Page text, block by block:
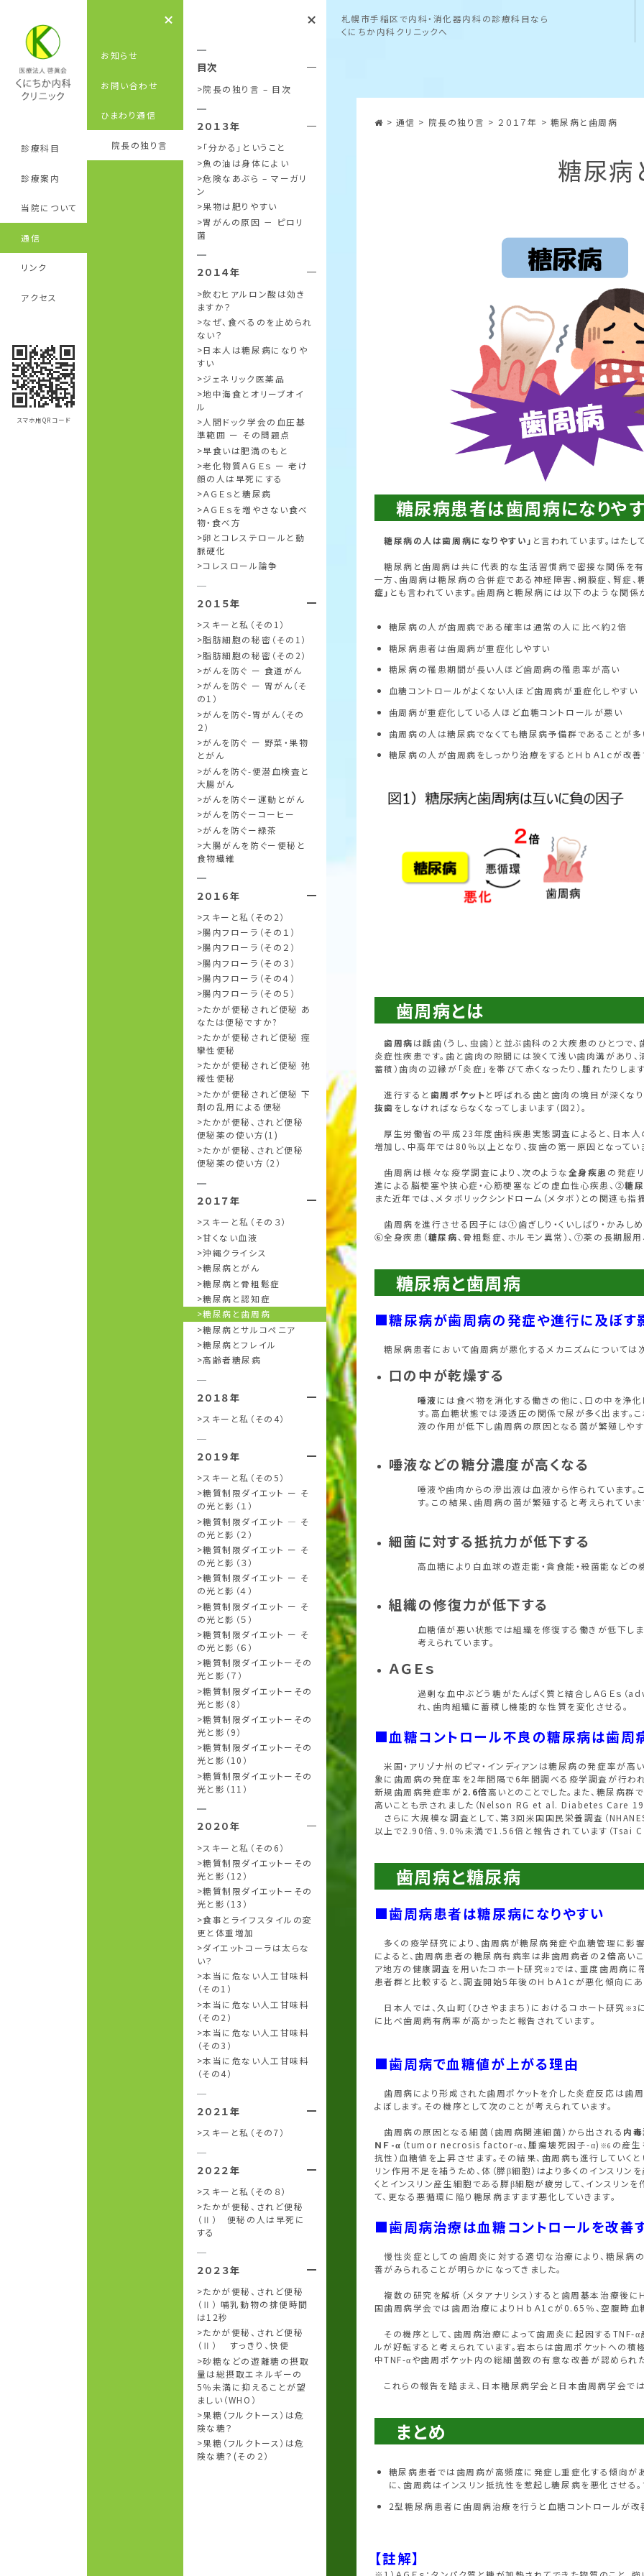
診療科目
診療案内
当院について
通信
お知らせ
お問い合わせ
ひまわり通信
院長の独り言
目次
院長の独り言 – 目次
２０１３年
「分かる」ということ
魚の油は身体によい
危険なあぶら – マーガリ
ン
果物は肥りやすい
胃がんの原因 － ピロリ
菌
２０１４年
飲むヒアルロン酸は効き
ますか？
なぜ、食べるのを止められ
ない？
日本人は糖尿病になりや
すい
ジェネリック医薬品
地中海食とオリーブオイ
ル
人間ドック学会の血圧基
準範囲 ー その問題点
早食いは肥満のもと
老化物質ＡＧＥｓ ー 老け
顔の人は早死にする
ＡＧＥｓと糖尿病
ＡＧＥｓを増やさない食べ
物・食べ方
卵とコレステロールと動
脈硬化
コレスロール論争
２０１５年
スキーと私（その1）
脂肪細胞の秘密（その1）
脂肪細胞の秘密（その2）
がんを防ぐ ー 食道がん
がんを防ぐ ー 胃がん（そ
の1）
がんを防ぐ-胃がん（その
２）
がんを防ぐ ー 野菜・果物
とがん
がんを防ぐ-便潜血検査と
大腸がん
がんを防ぐー運動とがん
がんを防ぐーコーヒー
がんを防ぐー緑茶
大腸がんを防ぐー便秘と
食物繊維
２０１６年
スキーと私（その2）
腸内フローラ（その１）
腸内フローラ（その２）
腸内フローラ（その３）
腸内フローラ（その４）
腸内フローラ（その５）
たかが便秘されど便秘 あ
なたは便秘ですか?
たかが便秘されど便秘 痙
攣性便秘
たかが便秘されど便秘 弛
緩性便秘
たかが便秘されど便秘 下
剤の乱用による便秘
たかが便秘、されど便秘
便秘薬の使い方(1)
たかが便秘、されど便秘
便秘薬の使い方（2）
２０１７年
スキーと私（その３）
甘くない血液
沖縄クライシス
糖尿病とがん
糖尿病と骨粗鬆症
糖尿病と認知症
糖尿病と歯周病
糖尿病とサルコペニア
糖尿病とフレイル
高齢者糖尿病
２０１８年
スキーと私（その4）
２０１９年
スキーと私（その5）
糖質制限ダイエット ー そ
の光と影（１）
糖質制限ダイエット ― そ
の光と影（２）
糖質制限ダイエット ー そ
の光と影（３）
糖質制限ダイエット ー そ
の光と影（４）
糖質制限ダイエット ー そ
の光と影（５）
糖質制限ダイエット ー そ
の光と影（６）
糖質制限ダイエットーその
光と影（７）
糖質制限ダイエットーその
光と影（8）
糖質制限ダイエットーその
光と影（9）
糖質制限ダイエットーその
光と影（10）
糖質制限ダイエットーその
光と影（11）
２０２０年
スキーと私（その6）
糖質制限ダイエットーその
光と影（12）
糖質制限ダイエットーその
光と影（13）
食事とライフスタイルの変
更と体重増加
ダイエットコーラは太らな
い？
本当に危ない人工甘味料
（その1）
本当に危ない人工甘味料
（その2）
本当に危ない人工甘味料
（その3）
本当に危ない人工甘味料
（その4）
２０２１年
スキーと私（その7）
２０２２年
スキーと私（その８）
たかが便秘、されど便秘
（Ⅱ） 便秘の人は早死に
する
２０２３年
たかが便秘、されど便秘
（Ⅱ） 哺乳動物の排便時間
は12秒
たかが便秘、されど便秘
（Ⅱ） すっきり、快便
砂糖などの遊離糖の摂取
量は総摂取エネルギーの
5％未満に抑えることが望
ましい（WHO）
果糖（フルクトース）は危
険な糖？
果糖（フルクトース）は危
険な糖？(その２）
リンク
アクセス
スマホ用QRコード
札幌市手稲区で内科・消化器内科の診療科目なら
くにちか内科クリニックへ
> 通信 > 院長の独り言 > ２０１７年 > 糖尿病と歯周病
糖尿病
糖尿病患者は歯周病になりや
糖尿病の人は歯周病になりやすい」 と言われています。はた
糖尿病と歯周病は共に代表的な生活習慣病で密接な関係を有
一方、歯周病は糖尿病の合併症である神経障害、網膜症、腎症、
症」 とも言われています。歯周病と糖尿病には以下のような関係
糖尿病の人が歯周病である確率は通常の人に比べ約2倍
糖尿病患者は歯周病が重症化しやすい
糖尿病の罹患期間が長い人ほど歯周病の罹患率が高い
血糖コントロールがよくない人ほど歯周病が重症化しやすい
歯周病が重症化している人ほど血糖コントロールが悪い
歯周病の人は糖尿病でなくても糖尿病予備群であることが多
糖尿病の人が歯周病をしっかり治療をするとＨｂＡ1ｃが改
歯周病とは
歯周病は齲歯（うし、虫歯）と並ぶ歯科の２大疾患のひとつで
炎症性疾患です。歯と歯肉の隙間には狭くて浅い歯肉溝があり
蓄積）歯肉の辺縁が「炎症」を帯びて赤くなったり、腫れたりしま
進行すると歯周ポケットと呼ばれる歯と歯肉の境目が深くな
抜歯をしなければならなくなってしまいます（図2）。
厚生労働省の平成23年度歯科疾患実態調査によると、日本
増加し、中高年では80％以上となり、抜歯の第一原因となっ
歯周病は様々な疫学調査により、次のような全身疾患 の発症
進による脳梗塞や狭心症・心筋梗塞などの虚血性心疾患、②糖
また近年では、メタボリックシンドローム（メタボ）との関連も指
歯周病を進行させる因子には①歯ぎしり・くいしばり・かみ
⑥全身疾患（糖尿病、骨粗鬆症、ホルモン異常）、⑦薬の長期服用
糖尿病と歯周病
■糖尿病が歯周病の発症や進行に及ぼす
糖尿病患者において歯周病が悪化するメカニズムについては
口の中が乾燥する
唾液には食べ物を消化する働きの他に、口の中を浄
す。高血糖状態では浸透圧の関係で尿が多く出ます
液の作用が低下し歯周病の原因となる菌が繁殖しやす
唾液などの糖分濃度が高くなる
唾液や歯肉からの滲出液は血液から作られています
す。この結果、歯周病の菌が繁殖すると考えられていま
細菌に対する抵抗力が低下する
高血糖により白血球の遊走能・貪食能・殺菌能など
組織の修復力が低下する
血糖値が悪い状態では組織を修復する働きが低下し
考えられています。
ＡＧＥｓ
過剰な血中ぶどう糖がたんぱく質と結合しＡＧＥ
れ、歯肉組織に蓄積し機能的な性質を変化させる。
■血糖コントロール不良の糖尿病は歯周
米国・アリゾナ州のピマ・インディアンは糖尿病の発症率が高
象に歯周病の発症率を2年間隔で6年間調べる疫学調査が行わ
新規歯周病発症率が2.6倍高いとのことでした。また、糖尿病
高いことも示されました（Nelson RG et al. Diabetes Care
さらに大規模な調査として、第3回米国国民栄養調査（
以上で2.90倍、9.0％未満で1.56倍と報告されています（Tsai
歯周病と糖尿病
■歯周病患者は糖尿病になりやすい
多くの疫学研究により、歯周病が糖尿病発症や血糖管理に影響
によると、歯周病患者の糖尿病有病率は非歯周病者の２倍高い
ア地方の健康調査を用いたコホート研究※2では、重度歯周病に
患者群と比較すると、調査開始5年後のＨｂＡ1ｃが悪化傾向にあ
日本人では、久山町（ひさやままち）におけるコホート研究 ※3
に比べ歯周病有病率が高かったと報告されています。
■歯周病で血糖値が上がる理由
歯周病により形成された歯周ポケットを介した炎症反応は歯
よぼします。その機序として次のことが考えられています。
歯周病の原因となる細菌（歯周病関連細菌）から出される 内
ＮＦ-α （tumor necrosis factor-α、腫瘍壊死因子-α) ※6 の産生
抗性）血糖値を上昇させます。その結果、歯周病も進行していく
リン作用不足を補うため、体（膵β細胞）はより多くのインスリン
くとインスリン産生細胞である膵β細胞が疲労して、インスリン
て、更なる悪循環に陥り糖尿病ますます悪化していきます。
■歯周病治療は血糖コントロールを改善
慢性炎症としての歯周炎に対する適切な治療により、糖尿病
善がみられることが明らかになってきました。
複数の研究を解析（メタアナリシス）すると歯周基本治療後
国歯周病学会では歯周治療によりＨｂＡ1ｃが0.65％、空腹時
その機序として、歯周病治療によって歯周炎に起因するTNF-
ルが好転すると考えられています。岩本らは歯周ポケットへの
中TNF-αや歯周ポケット内の総細菌数の有意な改善が認められ
これらの報告を踏まえ、日本糖尿病学会と日本歯周病学会で
まとめ
糖尿病患者では歯周病が高頻度に発症し重症化する傾向が
に、歯周病はインスリン抵抗性を惹起し糖尿病を悪化させる
2型糖尿病患者に歯周病治療を行うと血糖コントロールが改
【註解】